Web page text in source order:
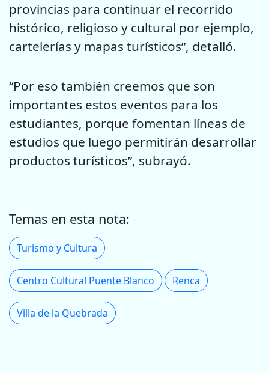
provincias para continuar el recorrido
histórico, religioso y cultural por ejemplo,
cartelerías y mapas turísticos”, detalló.
“Por eso también creemos que son
importantes estos eventos para los
estudiantes, porque fomentan líneas de
estudios que luego permitirán desarrollar
productos turísticos”, subrayó.
Temas en esta nota:
Turismo y Cultura
Centro Cultural Puente Blanco Renca
Villa de la Quebrada